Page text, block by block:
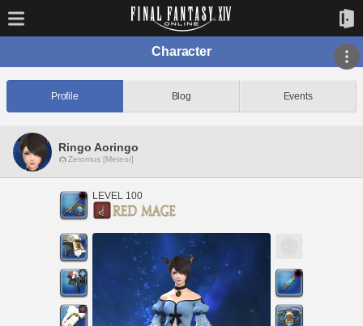
Character
Profile Blog Events
Ringo Aoringo
Zeromus [Meteor]
LEVEL 100